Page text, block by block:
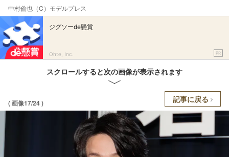
中村倫也（C）モデルプレス
ジグソーde懸賞
Ohte, Inc. PR
スクロールすると次の画像が表示されます
( 画像17/24 ) 記事に戻る